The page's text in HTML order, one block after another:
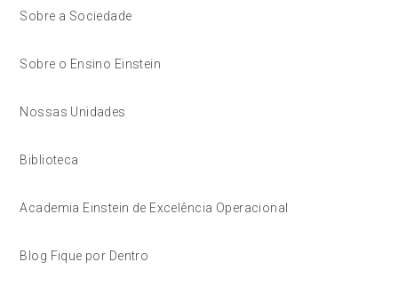
Sobre a Sociedade
Sobre o Ensino Einstein
Nossas Unidades
Biblioteca
Academia Einstein de Excelência Operacional
Blog Fique por Dentro